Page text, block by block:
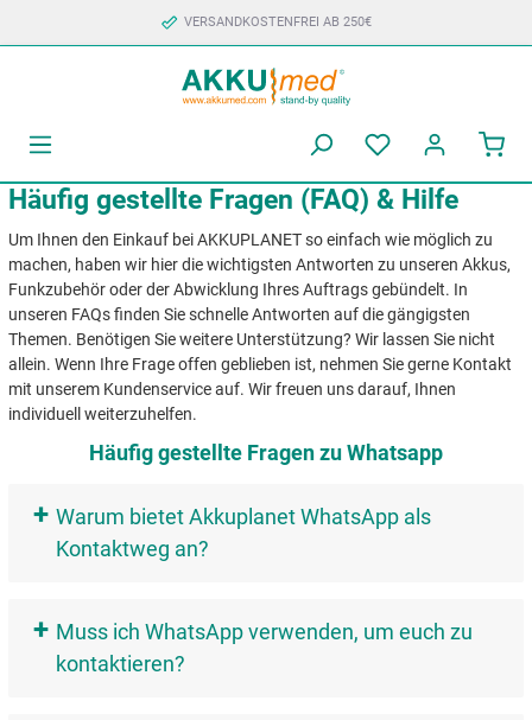
VERSANDKOSTENFREI AB 250€
Häufig gestellte Fragen (FAQ) & Hilfe
Um Ihnen den Einkauf bei AKKUPLANET so einfach wie möglich zu
machen, haben wir hier die wichtigsten Antworten zu unseren Akkus,
Funkzubehör oder der Abwicklung Ihres Auftrags gebündelt. In
unseren FAQs finden Sie schnelle Antworten auf die gängigsten
Themen. Benötigen Sie weitere Unterstützung? Wir lassen Sie nicht
allein. Wenn Ihre Frage offen geblieben ist, nehmen Sie gerne Kontakt
mit unserem Kundenservice auf. Wir freuen uns darauf, Ihnen
individuell weiterzuhelfen.
Häufig gestellte Fragen zu Whatsapp
+ Warum bietet Akkuplanet WhatsApp als
Kontaktweg an?
+ Muss ich WhatsApp verwenden, um euch zu
kontaktieren?